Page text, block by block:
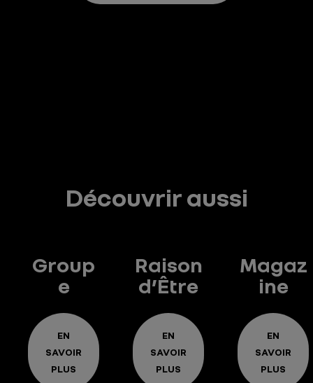
Découvrir aussi
Group
e
EN
SAVOIR
PLUS
Raison
d’Être
EN
SAVOIR
PLUS
Magaz
ine
EN
SAVOIR
PLUS